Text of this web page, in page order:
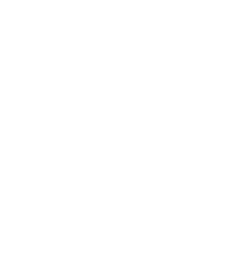
Meer zu bieten hat. Außerdem
auf dem Laufenden. Egal, ob Early
Ob im Norden oder Süden, ihr seid mit